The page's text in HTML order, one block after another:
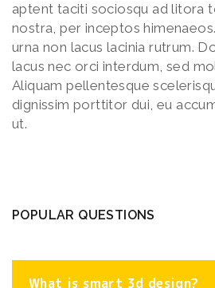
aptent taciti sociosqu ad litora
nostra, per inceptos
urna non lacus lacinia rutrum.
lacus nec orci interdum, sed
Aliquam pellentesque
dignissim porttitor dui, eu
ut.
POPULAR QUESTIONS
What is smart 3d design?